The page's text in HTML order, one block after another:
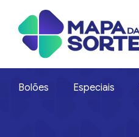
Bolões Especiais